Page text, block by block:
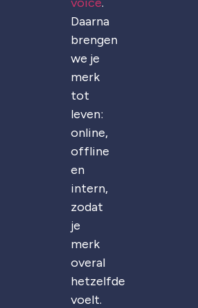
Daarna
brengen
we je
merk
tot
leven:
online,
offline
en
intern,
zodat
je
merk
overal
hetzelfde
voelt.